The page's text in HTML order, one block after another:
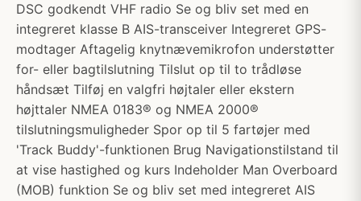
DSC godkendt VHF radio Se og bliv set med en
integreret klasse B AIS-transceiver Integreret GPS-
modtager Aftagelig knytnævemikrofon understøtter
for- eller bagtilslutning Tilslut op til to trådløse
håndsæt Tilføj en valgfri højtaler eller ekstern
højttaler NMEA 0183® og NMEA 2000®
tilslutningsmuligheder Spor op til 5 fartøjer med
'Track Buddy'-funktionen Brug Navigationstilstand til
at vise hastighed og kurs Indeholder Man Overboard
(MOB) funktion Se og bliv set med integreret AIS